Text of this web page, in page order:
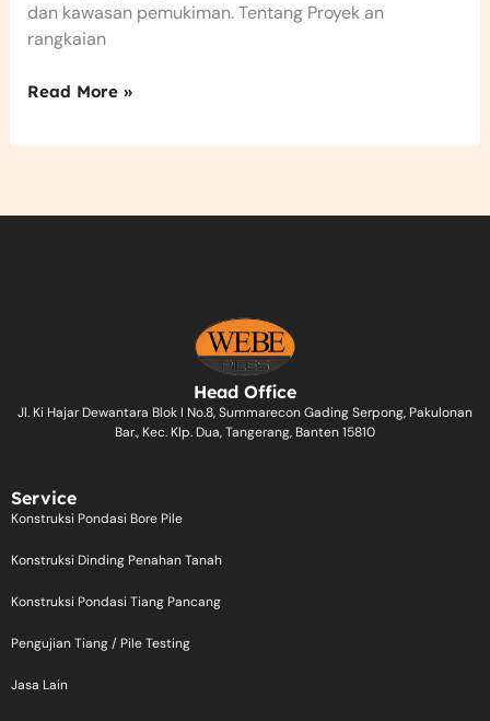
dan kawasan pemukiman. Tentang Proyek an
rangkaian
Read More »
Head Office
Jl. Ki Hajar Dewantara Blok I No.8, Summarecon Gading Serpong, Pakulonan
Bar., Kec. Klp. Dua, Tangerang, Banten 15810
Service
Konstruksi Pondasi Bore Pile
Konstruksi Dinding Penahan Tanah
Konstruksi Pondasi Tiang Pancang
Pengujian Tiang / Pile Testing
Jasa Lain